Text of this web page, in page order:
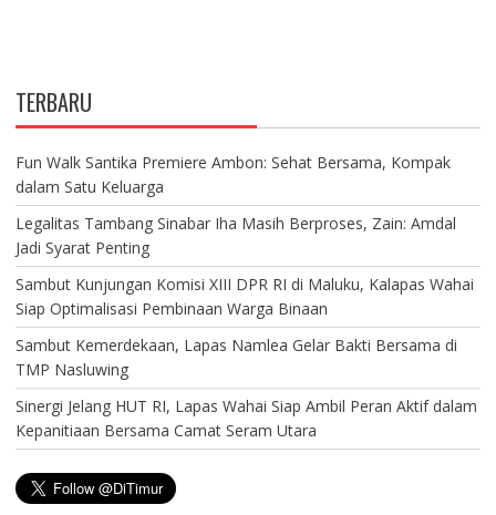
TERBARU
Fun Walk Santika Premiere Ambon: Sehat Bersama, Kompak
dalam Satu Keluarga
Legalitas Tambang Sinabar Iha Masih Berproses, Zain: Amdal
Jadi Syarat Penting
Sambut Kunjungan Komisi XIII DPR RI di Maluku, Kalapas Wahai
Siap Optimalisasi Pembinaan Warga Binaan
Sambut Kemerdekaan, Lapas Namlea Gelar Bakti Bersama di
TMP Nasluwing
Sinergi Jelang HUT RI, Lapas Wahai Siap Ambil Peran Aktif dalam
Kepanitiaan Bersama Camat Seram Utara